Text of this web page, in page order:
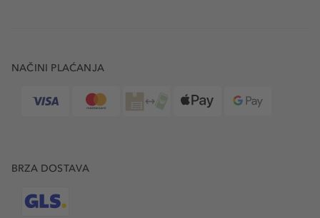
NAČINI PLAĆANJA
BRZA DOSTAVA